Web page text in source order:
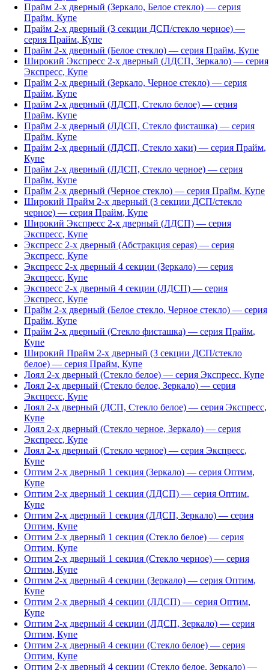
Прайм 2-х дверный (Зеркало, Белое стекло) — серия
Прайм, Купе
Прайм 2-х дверный (3 секции ДСП/стекло черное) —
серия Прайм, Купе
Прайм 2-х дверный (Белое стекло) — серия Прайм, Купе
Широкий Экспресс 2-х дверный (ЛДСП, Зеркало) — серия
Экспресс, Купе
Прайм 2-х дверный (Зеркало, Черное стекло) — серия
Прайм, Купе
Прайм 2-х дверный (ЛДСП, Стекло белое) — серия
Прайм, Купе
Прайм 2-х дверный (ЛДСП, Стекло фисташка) — серия
Прайм, Купе
Прайм 2-х дверный (ЛДСП, Стекло хаки) — серия Прайм,
Купе
Прайм 2-х дверный (ЛДСП, Стекло черное) — серия
Прайм, Купе
Прайм 2-х дверный (Черное стекло) — серия Прайм, Купе
Широкий Прайм 2-х дверный (3 секции ДСП/стекло
черное) — серия Прайм, Купе
Широкий Экспресс 2-х дверный (ЛДСП) — серия
Экспресс, Купе
Экспресс 2-х дверный (Абстракция серая) — серия
Экспресс, Купе
Экспресс 2-х дверный 4 секции (Зеркало) — серия
Экспресс, Купе
Экспресс 2-х дверный 4 секции (ЛДСП) — серия
Экспресс, Купе
Прайм 2-х дверный (Белое стекло, Черное стекло) — серия
Прайм, Купе
Прайм 2-х дверный (Стекло фисташка) — серия Прайм,
Купе
Широкий Прайм 2-х дверный (3 секции ДСП/стекло
белое) — серия Прайм, Купе
Лоял 2-х дверный (Стекло белое) — серия Экспресс, Купе
Лоял 2-х дверный (Стекло белое, Зеркало) — серия
Экспресс, Купе
Лоял 2-х дверный (ДСП, Стекло белое) — серия Экспресс,
Купе
Лоял 2-х дверный (Стекло черное, Зеркало) — серия
Экспресс, Купе
Лоял 2-х дверный (Стекло черное) — серия Экспресс,
Купе
Оптим 2-х дверный 1 секция (Зеркало) — серия Оптим,
Купе
Оптим 2-х дверный 1 секция (ЛДСП) — серия Оптим,
Купе
Оптим 2-х дверный 1 секция (ЛДСП, Зеркало) — серия
Оптим, Купе
Оптим 2-х дверный 1 секция (Стекло белое) — серия
Оптим, Купе
Оптим 2-х дверный 1 секция (Стекло черное) — серия
Оптим, Купе
Оптим 2-х дверный 4 секции (Зеркало) — серия Оптим,
Купе
Оптим 2-х дверный 4 секции (ЛДСП) — серия Оптим,
Купе
Оптим 2-х дверный 4 секции (ЛДСП, Зеркало) — серия
Оптим, Купе
Оптим 2-х дверный 4 секции (Стекло белое) — серия
Оптим, Купе
Оптим 2-х дверный 4 секции (Стекло белое, Зеркало) —